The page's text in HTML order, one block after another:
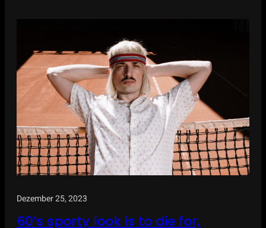
Dezember 25, 2023
60’s sporty look is to die for,